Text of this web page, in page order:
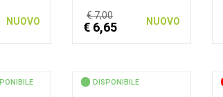
NUOVO
€ 7,00
€ 6,65 NUOVO
DISPONIBILE